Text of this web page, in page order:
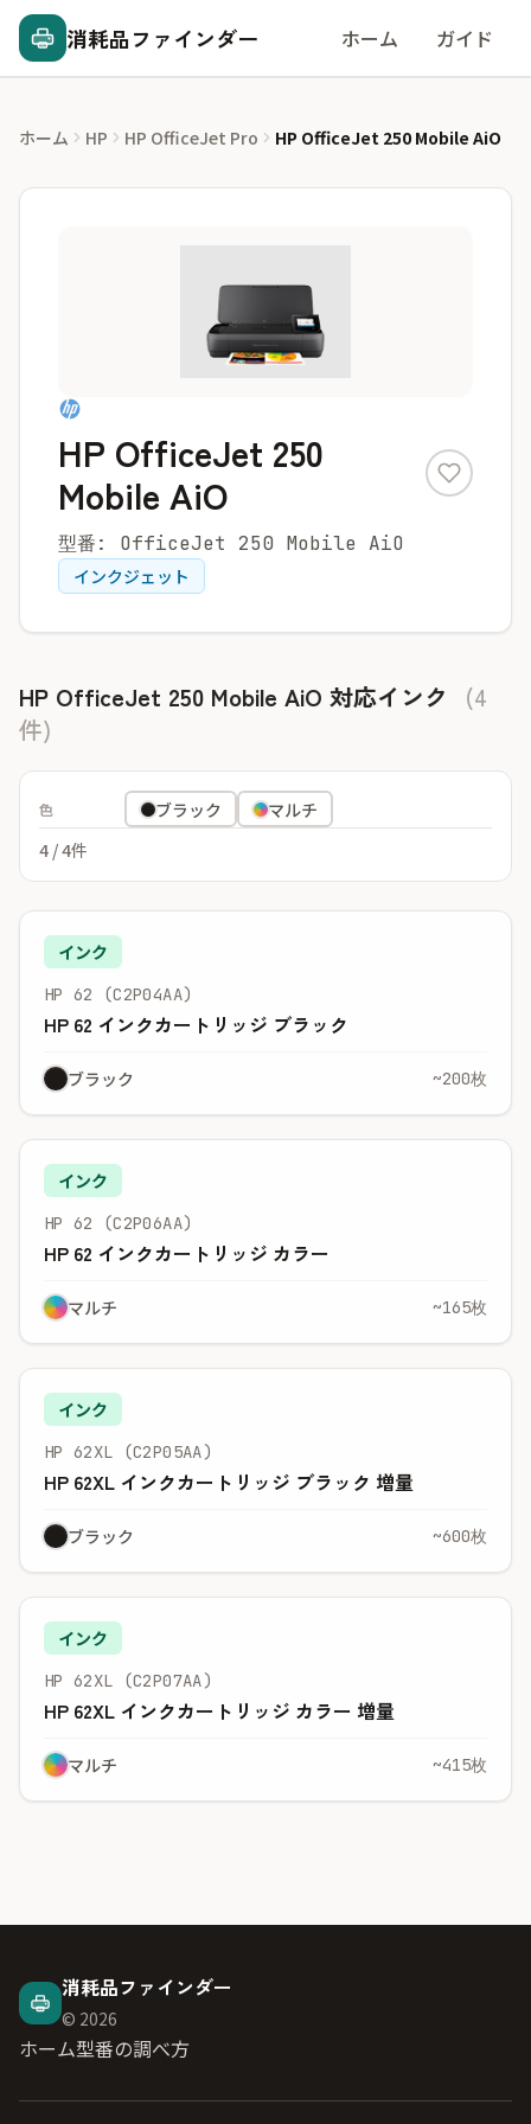
消耗品ファインダー ホーム ガイド
ホーム HP HP OfficeJet Pro HP OfficeJet 250 Mobile AiO
HP OfficeJet 250
Mobile AiO
型番: OfficeJet 250 Mobile AiO
インクジェット
HP OfficeJet 250 Mobile AiO 対応インク
(4
件)
色 ブラック
マルチ
4 / 4件
インク
HP 62 (C2P04AA)
HP 62 インクカートリッジ ブラック
ブラック ~200枚
インク
HP 62 (C2P06AA)
HP 62 インクカートリッジ カラー
マルチ ~165枚
インク
HP 62XL (C2P05AA)
HP 62XL インクカートリッジ ブラック 増量
ブラック ~600枚
インク
HP 62XL (C2P07AA)
HP 62XL インクカートリッジ カラー 増量
マルチ ~415枚
消耗品ファインダー
© 2026
ホーム型番の調べ方